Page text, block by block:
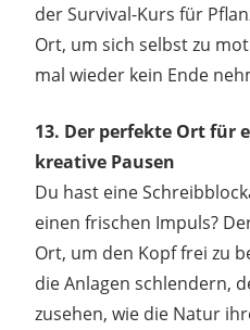
der Survival-Kurs für
Ort, um sich selbst zu
mal wieder kein Ende
13. Der perfekte Ort für
kreative Pausen
Du hast eine
einen frischen Impuls?
Ort, um den Kopf frei zu
die Anlagen schlendern,
zusehen, wie die Natur